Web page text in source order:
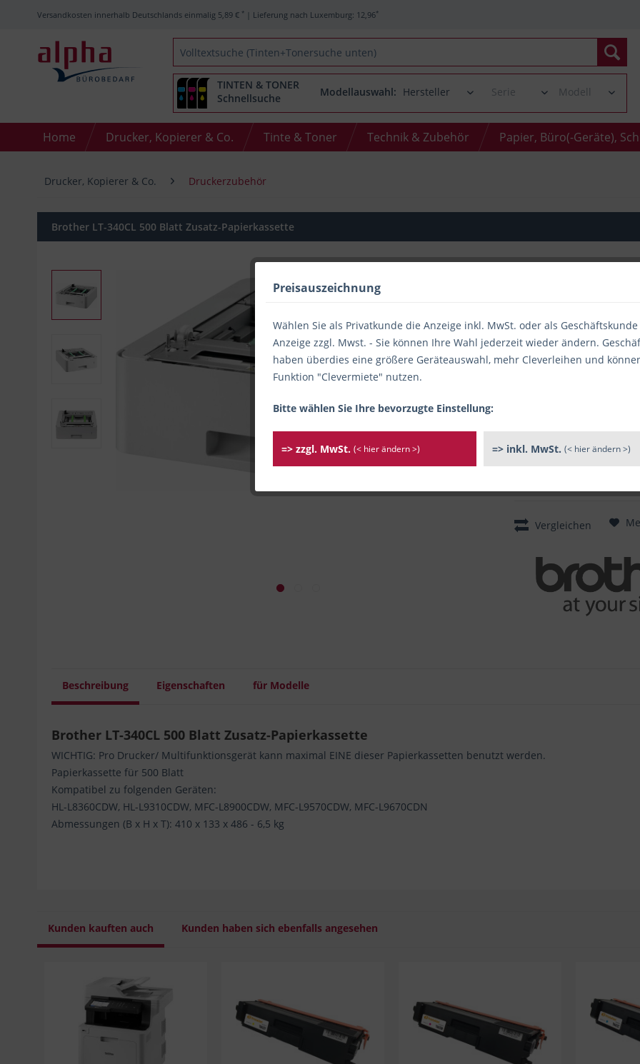
Versandkosten innerhalb Deutschlands einmalig 5,89 € * | Lieferung nach Luxemburg: 12,96*
TINTEN & TONER
Schnellsuche
Modellauswahl:
Home Drucker, Kopierer & Co. Tinte & Toner Technik & Zubehör Papier, Büro(-Geräte),
Drucker, Kopierer & Co. Druckerzubehör
Brother LT-340CL 500 Blatt Zusatz-Papierkassette
mehr als 20 Stück verfügbar /
Sofort versandfertig,
/
Hersteller bzw.
Brother International GmbH,
riedla@brother.de
Vergleichen
Beschreibung Eigenschaften für Modelle
Brother LT-340CL 500 Blatt Zusatz-Papierkassette
WICHTIG: Pro Drucker/ Multifunktionsgerät kann maximal EINE dieser Papierkassetten benutzt werden.
Papierkassette für 500 Blatt
Kompatibel zu folgenden Geräten:
HL-L8360CDW, HL-L9310CDW, MFC-L8900CDW, MFC-L9570CDW, MFC-L9670CDN
Abmessungen (B x H x T): 410 x 133 x 486 - 6,5 kg
Kunden kauften auch Kunden haben sich ebenfalls angesehen
Preisauszeichnung
Wählen Sie als Privatkunde die Anzeige inkl. MwSt. oder als
Anzeige zzgl. Mwst. - Sie können Ihre Wahl jederzeit wieder ändern.
haben überdies eine größere Geräteauswahl, mehr Cleverleihen und
Funktion "Clevermiete" nutzen.
Bitte wählen Sie Ihre bevorzugte Einstellung:
=> zzgl. MwSt. (< hier ändern >) => inkl. MwSt. (< hier ändern >)